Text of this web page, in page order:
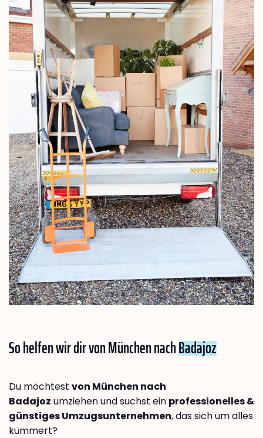
So helfen wir dir von München nachBadajoz
Du möchtest von München nach
Badajoz umziehen und suchst ein professionelles &
günstiges Umzugsunternehmen, das sich um alles
kümmert?